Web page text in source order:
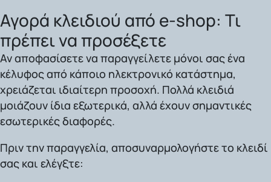
Αγορά κλειδιού από e-shop: Τι
πρέπει να προσέξετε
Αν αποφασίσετε να παραγγείλετε μόνοι σας ένα
κέλυφος από κάποιο ηλεκτρονικό κατάστημα,
χρειάζεται ιδιαίτερη προσοχή. Πολλά κλειδιά
μοιάζουν ίδια εξωτερικά, αλλά έχουν σημαντικές
εσωτερικές διαφορές.
Πριν την παραγγελία, αποσυναρμολογήστε το κλειδί
σας και ελέγξτε: